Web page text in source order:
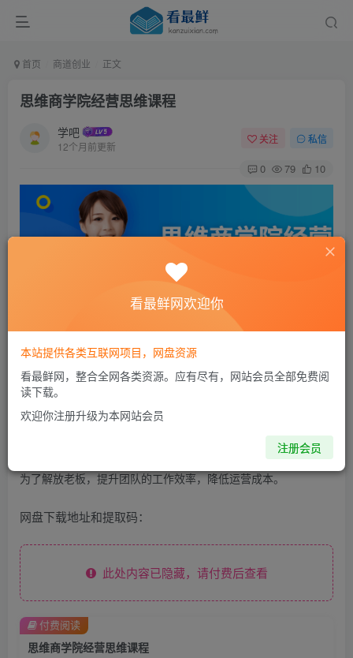
首页 商道创业 正文
思维商学院经营思维课程
学吧
12个月前更新
关注 私信
0 79 10
课程介绍
俗话说：经营靠理念，赚钱靠管理。经营的本质是客户思维，以
客户为中心来开发产品和提供服务以满足客户的需求，目的是为
了让更多客户持续不断的围绕在自己的身边；管理的本质是团队
思维，明确责、权、利，优化流程让一切有秩序的进行，目的是
为了解放老板，提升团队的工作效率，降低运营成本。
网盘下载地址和提取码：
此处内容已隐藏，请付费后查看
思维商学院经营思维课程
付费阅读
看最鲜网欢迎你
本站提供各类互联网项目，网盘资源
看最鲜网，整合全网各类资源。应有尽有，网站会员全部免费阅
读下载。
欢迎你注册升级为本网站会员
注册会员